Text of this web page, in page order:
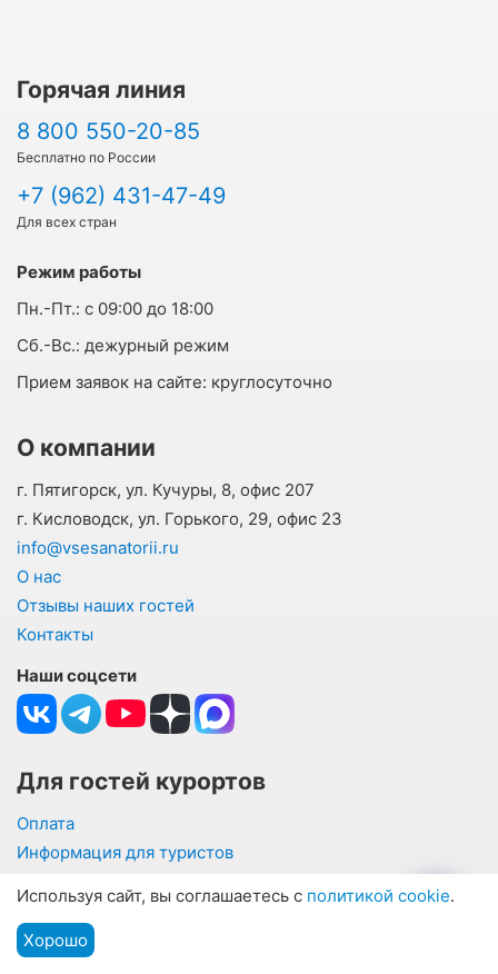
Горячая линия
8 800 550-20-85
Бесплатно по России
+7 (962) 431-47-49
Для всех стран
Режим работы
Пн.-Пт.: с 09:00 до 18:00
Cб.-Вс.: дежурный режим
Прием заявок на сайте: круглосуточно
О компании
г. Пятигорск, ул. Кучуры, 8, офис 207
г. Кисловодск, ул. Горького, 29, офис 23
info@vsesanatorii.ru
О нас
Отзывы наших гостей
Контакты
Наши соцсети
Для гостей курортов
Оплата
Информация для туристов
Подбор санатория по параметрам
Написать отзыв о санатории
Меню
Используя сайт, вы соглашаетесь с политикой cookie.
Хорошо